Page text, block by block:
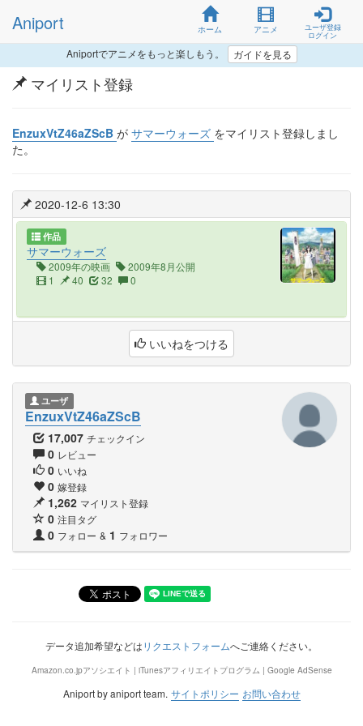
Aniport ホーム アニメ
ユーザ登録
ログイン
Aniportでアニメをもっと楽しもう。 ガイドを見る
マイリスト登録
EnzuxVtZ46aZScB が サマーウォーズ をマイリスト登録しまし
た。
2020-12-6 13:30
作品
サマーウォーズ
2009年の映画
2009年8月公開
1
40 32 0
いいねをつける
ユーザ
EnzuxVtZ46aZScB
17,007 チェックイン
0 レビュー
0 いいね
0 嫁登録
1,262 マイリスト登録
0 注目タグ
0 フォロー & 1 フォロワー
データ追加希望などはリクエストフォームへご連絡ください。
Amazon.co.jpアソシエイト | iTunesアフィリエイトプログラム | Google AdSense
Aniport by aniport team. サイトポリシー お問い合わせ